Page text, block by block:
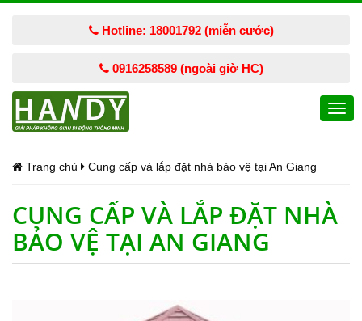
Hotline: 18001792 (miễn cước)
0916258589 (ngoài giờ HC)
Trang chủ Cung cấp và lắp đặt nhà bảo vệ tại An Giang
CUNG CẤP VÀ LẮP ĐẶT NHÀ
BẢO VỆ TẠI AN GIANG